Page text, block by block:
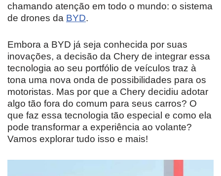
chamando atenção em todo o mundo: o sistema
de drones da BYD.
Embora a BYD já seja conhecida por suas
inovações, a decisão da Chery de integrar essa
tecnologia ao seu portfólio de veículos traz à
tona uma nova onda de possibilidades para os
motoristas. Mas por que a Chery decidiu adotar
algo tão fora do comum para seus carros? O
que faz essa tecnologia tão especial e como ela
pode transformar a experiência ao volante?
Vamos explorar tudo isso e mais!